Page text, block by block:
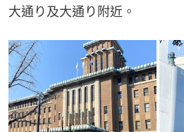
大通り及大通り附近。